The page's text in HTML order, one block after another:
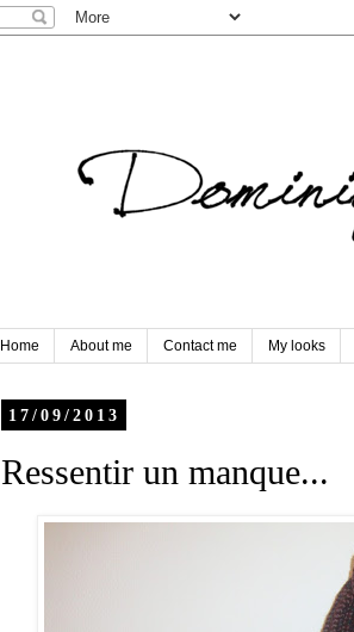
Home About me Contact me My looks
17/09/2013
Ressentir un manque...